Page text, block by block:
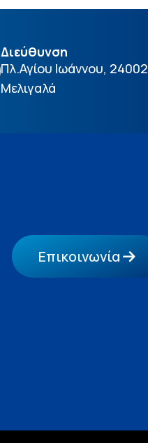
Διεύθυνση
Πλ.Αγίου Ιωάννου, 24002
Μελιγαλά
Επικοινωνία